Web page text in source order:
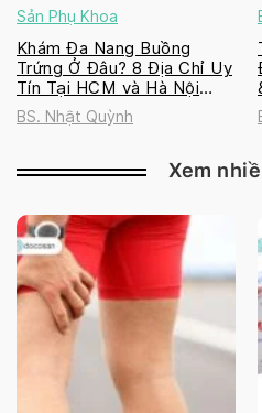
Sản Phụ Khoa
Khám Đa Nang Buồng
Trứng Ở Đâu? 8 Địa Chỉ Uy
Tín Tại HCM và Hà Nội
2026
BS. Nhật Quỳnh
Xem